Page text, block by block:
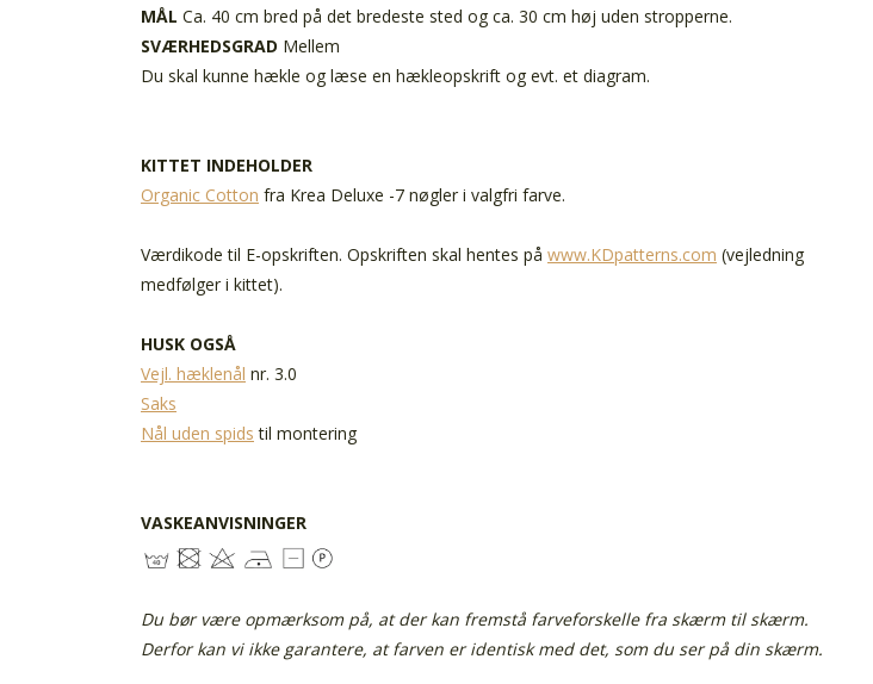
MÅL Ca. 40 cm bred på det bredeste sted og ca. 30 cm høj uden stropperne.
SVÆRHEDSGRAD Mellem
Du skal kunne hækle og læse en hækleopskrift og evt. et diagram.
KITTET INDEHOLDER
Organic Cotton fra Krea Deluxe -7 nøgler i valgfri farve.
Værdikode til E-opskriften. Opskriften skal hentes på www.KDpatterns.com (vejledning
medfølger i kittet).
HUSK OGSÅ
Vejl. hæklenål nr. 3.0
Saks
Nål uden spids til montering
VASKEANVISNINGER
Du bør være opmærksom på, at der kan fremstå farveforskelle fra skærm til skærm.
Derfor kan vi ikke garantere, at farven er identisk med det, som du ser på din skærm.